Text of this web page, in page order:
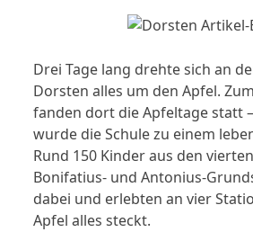
Drei Tage lang drehte sich an
Dorsten alles um den Apfel.
fanden dort die Apfeltage statt
wurde die Schule zu einem
Rund 150 Kinder aus den
Bonifatius- und Antonius-
dabei und erlebten an vier
Apfel alles steckt.